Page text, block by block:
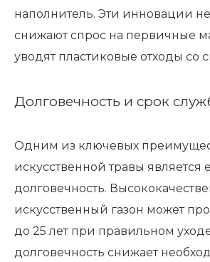
наполнитель. Эти инновации
снижают спрос на первичные
уводят пластиковые отходы со
Долговечность и срок
Одним из ключевых
искусственной травы является
долговечность.
искусственный газон может
до 25 лет при правильном
долговечность снижает